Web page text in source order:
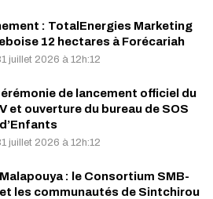
: TotalEnergies Marketing
12 hectares à Forécariah
juillet 2026 à 12h:12
de lancement officiel du
et ouverture du bureau de SOS
juillet 2026 à 12h:12
: le Consortium SMB-
les communautés de Sintchirou